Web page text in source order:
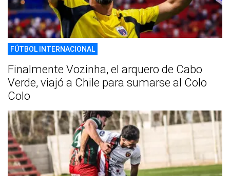
FÚTBOL INTERNACIONAL
Finalmente Vozinha, el arquero de Cabo
Verde, viajó a Chile para sumarse al Colo
Colo